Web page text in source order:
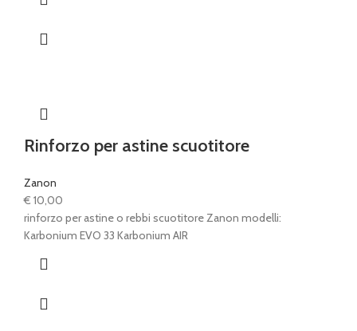
Rinforzo per astine scuotitore
Zanon
€ 10,00
rinforzo per astine o rebbi scuotitore Zanon modelli:
Karbonium EVO 33 Karbonium AIR